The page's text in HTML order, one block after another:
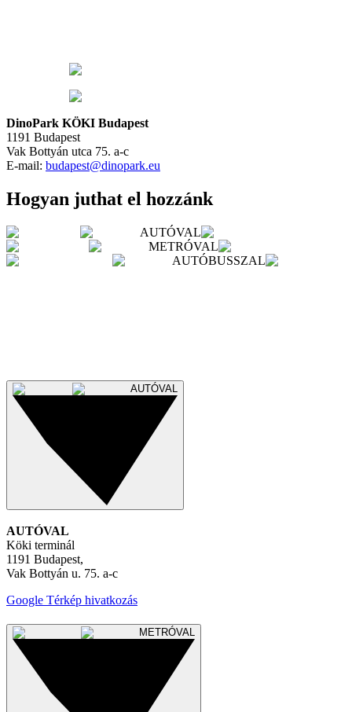
DinoPark KÖKI Budapest
1191 Budapest
Vak Bottyán utca 75. a-c
E-mail: budapest@dinopark.eu
Hogyan juthat el hozzánk
AUTÓVAL
METRÓVAL
AUTÓBUSSZAL
AUTÓVAL
AUTÓVAL
Köki terminál
1191 Budapest,
Vak Bottyán u. 75. a-c
Google Térkép hivatkozás
METRÓVAL